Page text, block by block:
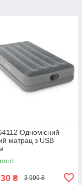
Одномісний
матрац з USB
₴ 3 999 ₴